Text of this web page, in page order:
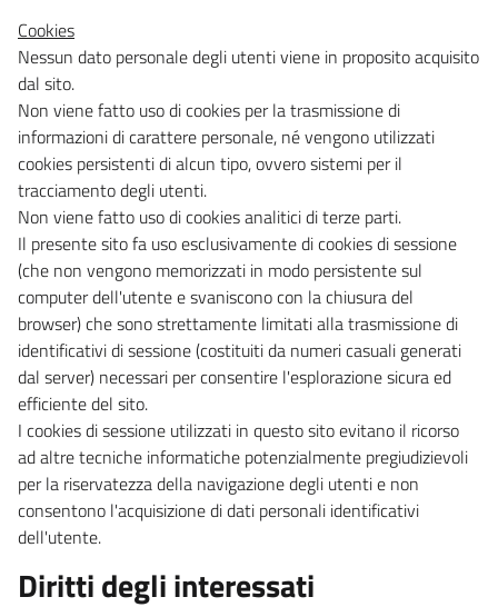
Cookies
Nessun dato personale degli utenti viene in proposito acquisito
dal sito.
Non viene fatto uso di cookies per la trasmissione di
informazioni di carattere personale, né vengono utilizzati
cookies persistenti di alcun tipo, ovvero sistemi per il
tracciamento degli utenti.
Non viene fatto uso di cookies analitici di terze parti.
Il presente sito fa uso esclusivamente di cookies di sessione
(che non vengono memorizzati in modo persistente sul
computer dell'utente e svaniscono con la chiusura del
browser) che sono strettamente limitati alla trasmissione di
identificativi di sessione (costituiti da numeri casuali generati
dal server) necessari per consentire l'esplorazione sicura ed
efficiente del sito.
I cookies di sessione utilizzati in questo sito evitano il ricorso
ad altre tecniche informatiche potenzialmente pregiudizievoli
per la riservatezza della navigazione degli utenti e non
consentono l'acquisizione di dati personali identificativi
dell'utente.
Diritti degli interessati